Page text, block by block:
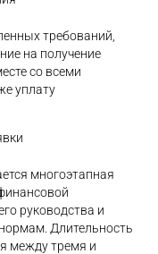
требований,
на получение
со всеми
уплату
многоэтапная
руководства и
Длительность
между тремя и